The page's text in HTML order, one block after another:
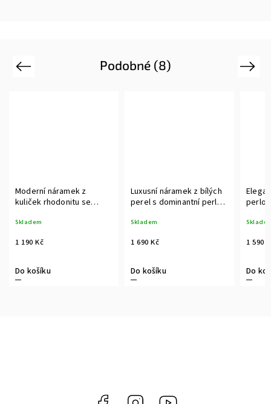
Podobné (8)
Previous
Moderní náramek z
kuliček rhodonitu se
zapínáním
Skladem
1 190 Kč
Do košíku
Luxusní náramek z bílých
perel s dominantní perlou
Skladem
1 690 Kč
Do košíku
perel
1 590
Do
Next
Facebook Instagram